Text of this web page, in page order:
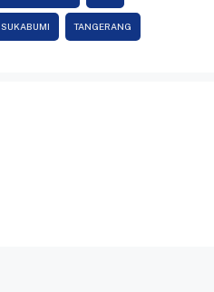
SUKABUMI TANGERANG